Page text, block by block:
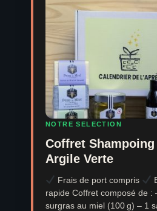
NOTRE SELECTION
Coffret Shampoing
Argile Verte
Frais de port compris
rapide Coffret composé de :
surgras au miel (100 g) – 1